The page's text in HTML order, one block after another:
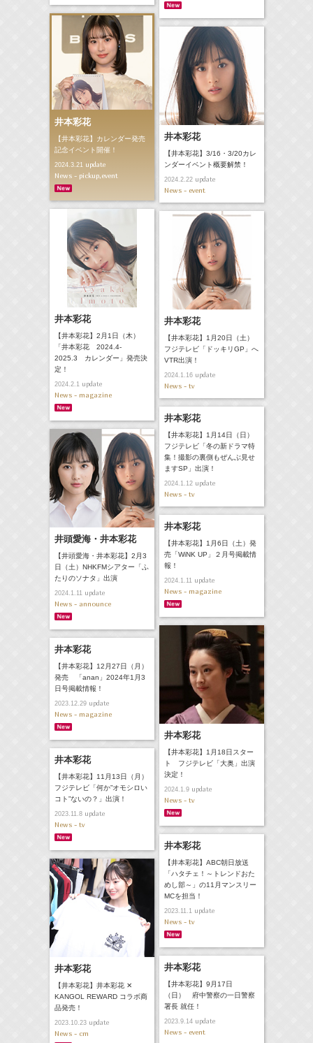
井本彩花
【井本彩花】カレンダー発売
記念イベント開催！
2024.3.21 update
News - pickup,event
井本彩花
【井本彩花】3/16・3/20カレ
ンダーイベント概要解禁！
2024.2.22update
News - event
井本彩花
【井本彩花】2月1日（木）
「井本彩花 2024.4-
2025.3 カレンダー」発売決
定！
2024.2.1update
News - magazine
井本彩花
【井本彩花】1月20日（土）
フジテレビ「ドッキリGP」へ
VTR出演！
2024.1.16update
News - tv
井本彩花
【井本彩花】1月14日（日）
フジテレビ「冬の新ドラマ特
集！撮影の裏側もぜんぶ見せ
ますSP」出演！
2024.1.12update
News - tv
井頭愛海・井本彩花
【井頭愛海・井本彩花】2月3
日（土）NHKFMシアター「ふ
たりのソナタ」出演
2024.1.11update
News - announce
井本彩花
【井本彩花】1月6日（土）発
売「WiNK UP」２月号掲載情
報！
2024.1.11update
News - magazine
井本彩花
【井本彩花】1月18日スター
ト フジテレビ「大奥」出演
決定！
2024.1.9update
News - tv
井本彩花
【井本彩花】12月27日（月）
発売 「anan」2024年1月3
日号掲載情報！
2023.12.29update
News - magazine
井本彩花
【井本彩花】11月13日（月）
フジテレビ「何か”オモシロい
コト”ないの？」出演！
2023.11.8update
News - tv
井本彩花
【井本彩花】ABC朝日放送
「ハタチェ！～トレンドおた
めし部～」の11月マンスリー
MCを担当！
2023.11.1update
News - tv
井本彩花
【井本彩花】井本彩花 ✕
KANGOL REWARD コラボ商
品発売！
2023.10.23update
News - cm
井本彩花
【井本彩花】9月17日
（日） 府中警察の一日警察
署長 就任！
2023.9.14update
News - event